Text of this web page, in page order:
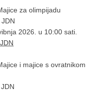
za olimpijadu
2026. u 10:00 sati.
i majice s ovratnikom